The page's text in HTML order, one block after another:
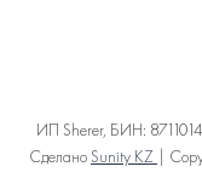
ИП Sherer, БИН:
Сделано Sunity KZ |